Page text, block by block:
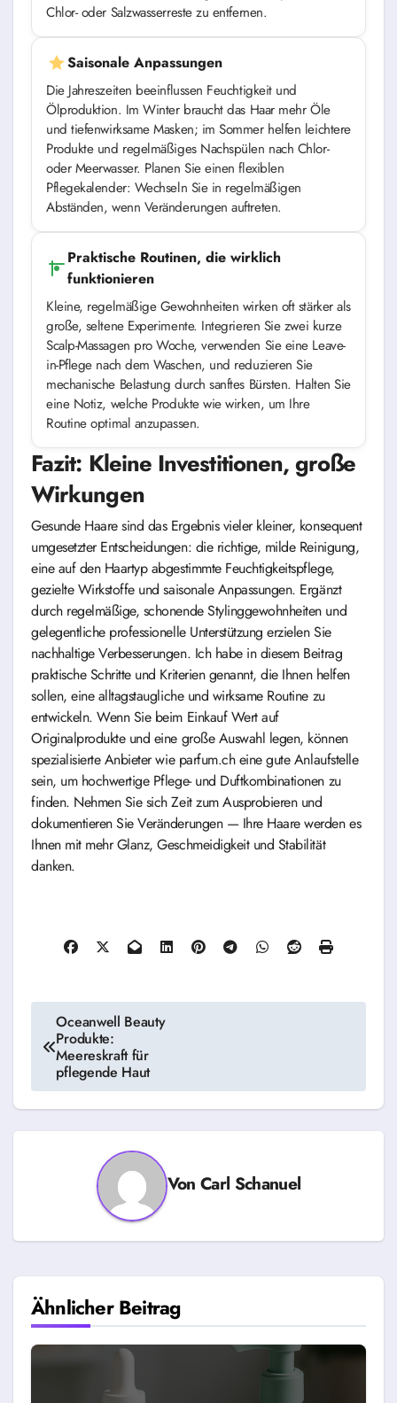
Chlor- oder Salzwasserreste zu entfernen.
Saisonale Anpassungen
Die Jahreszeiten beeinflussen Feuchtigkeit und
Ölproduktion. Im Winter braucht das Haar mehr Öle
und tiefenwirksame Masken; im Sommer helfen leichtere
Produkte und regelmäßiges Nachspülen nach Chlor-
oder Meerwasser. Planen Sie einen flexiblen
Pflegekalender: Wechseln Sie in regelmäßigen
Abständen, wenn Veränderungen auftreten.
Praktische Routinen, die wirklich
funktionieren
Kleine, regelmäßige Gewohnheiten wirken oft stärker als
große, seltene Experimente. Integrieren Sie zwei kurze
Scalp-Massagen pro Woche, verwenden Sie eine Leave-
in-Pflege nach dem Waschen, und reduzieren Sie
mechanische Belastung durch sanftes Bürsten. Halten Sie
eine Notiz, welche Produkte wie wirken, um Ihre
Routine optimal anzupassen.
Fazit: Kleine Investitionen, große
Wirkungen
Gesunde Haare sind das Ergebnis vieler kleiner, konsequent
umgesetzter Entscheidungen: die richtige, milde Reinigung,
eine auf den Haartyp abgestimmte Feuchtigkeitspflege,
gezielte Wirkstoffe und saisonale Anpassungen. Ergänzt
durch regelmäßige, schonende Stylinggewohnheiten und
gelegentliche professionelle Unterstützung erzielen Sie
nachhaltige Verbesserungen. Ich habe in diesem Beitrag
praktische Schritte und Kriterien genannt, die Ihnen helfen
sollen, eine alltagstaugliche und wirksame Routine zu
entwickeln. Wenn Sie beim Einkauf Wert auf
Originalprodukte und eine große Auswahl legen, können
spezialisierte Anbieter wie parfum.ch eine gute Anlaufstelle
sein, um hochwertige Pflege- und Duftkombinationen zu
finden. Nehmen Sie sich Zeit zum Ausprobieren und
dokumentieren Sie Veränderungen — Ihre Haare werden es
Ihnen mit mehr Glanz, Geschmeidigkeit und Stabilität
danken.
Beitragsnavigation
Oceanwell Beauty
Produkte:
Meereskraft für
pflegende Haut
VonCarl Schanuel
Ähnlicher Beitrag